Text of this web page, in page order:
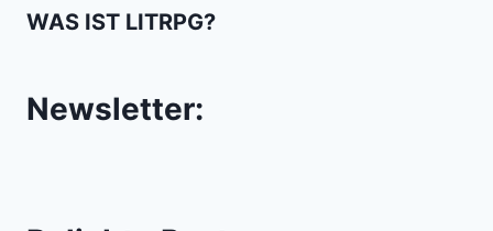
WAS IST LITRPG?
Newsletter: